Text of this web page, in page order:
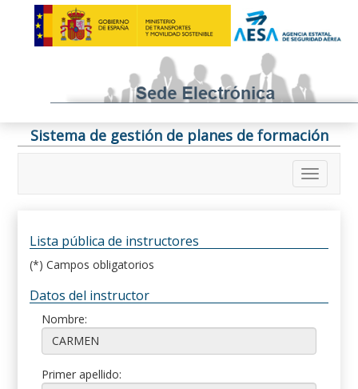
Sistema de gestión de planes de formación
Lista pública de instructores
(*) Campos obligatorios
Datos del instructor
Nombre:
Primer apellido: